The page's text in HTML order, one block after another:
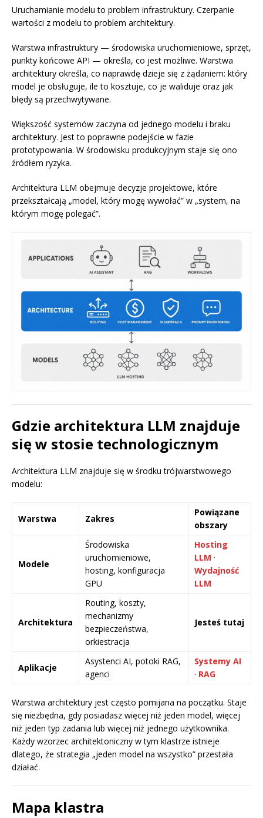
Uruchamianie modelu to problem infrastruktury. Czerpanie
wartości z modelu to problem architektury.
Warstwa infrastruktury — środowiska uruchomieniowe, sprzęt,
punkty końcowe API — określa, co jest możliwe. Warstwa
architektury określa, co naprawdę dzieje się z żądaniem: który
model je obsługuje, ile to kosztuje, co je waliduje oraz jak
błędy są przechwytywane.
Większość systemów zaczyna od jednego modelu i braku
architektury. Jest to poprawne podejście w fazie
prototypowania. W środowisku produkcyjnym staje się ono
źródłem ryzyka.
Architektura LLM obejmuje decyzje projektowe, które
przekształcają „model, który mogę wywołać” w „system, na
którym mogę polegać”.
Gdzie architektura LLM znajduje
się w stosie technologicznym
Architektura LLM znajduje się w środku trójwarstwowego
modelu:
Warstwa Zakres
Powiązane
obszary
Modele
Środowiska
uruchomieniowe,
hosting, konfiguracja
GPU
Hosting
LLM ·
Wydajność
LLM
Architektura
Routing, koszty,
mechanizmy
bezpieczeństwa,
orkiestracja
Jesteś tutaj
Aplikacje
Asystenci AI, potoki RAG,
agenci
Systemy AI
· RAG
Warstwa architektury jest często pomijana na początku. Staje
się niezbędna, gdy posiadasz więcej niż jeden model, więcej
niż jeden typ zadania lub więcej niż jednego użytkownika.
Każdy wzorzec architektoniczny w tym klastrze istnieje
dlatego, że strategia „jeden model na wszystko” przestała
działać.
Mapa klastra